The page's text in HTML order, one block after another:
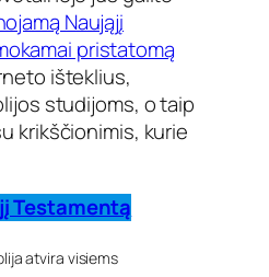
Naująjį
pristatomą
išteklius,
studijoms, o taip
krikščionimis, kurie
Testamentą
atvira visiems